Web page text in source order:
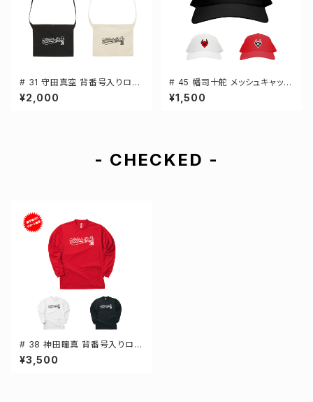
# 31 守田真空 背番号入りロゴ
キャンバスサコッシュ 選手還元
2カラー 001461
¥2,000
# 45 幡司十舵 メッシュキャップ
選手還元 3カラー 000700
¥1,500
- CHECKED -
# 38 神田瞳真 背番号入りロゴ
ドライTシャツ 長袖 選手還元 3
カラー S-5Lサイズ 000304
¥3,500